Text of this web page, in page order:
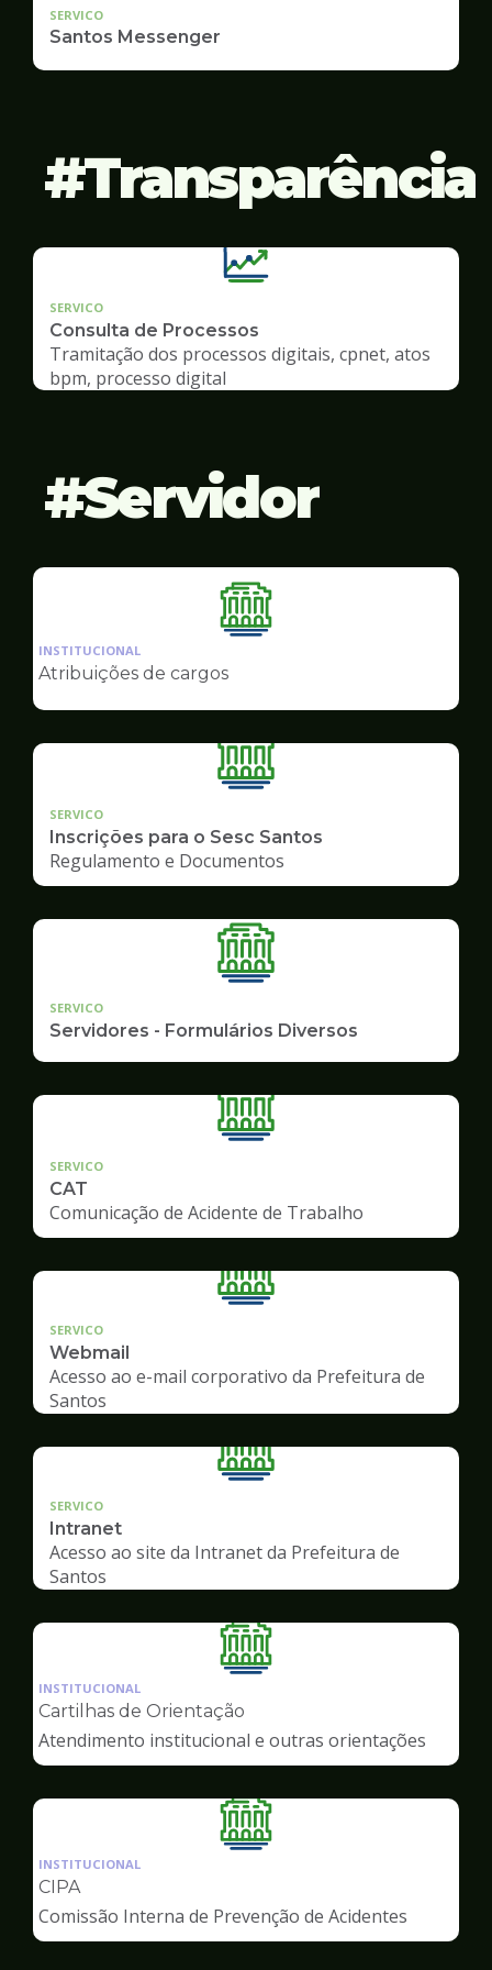
SERVICO
Santos Messenger
Transparência
SERVICO
Consulta de Processos
Tramitação dos processos digitais, cpnet, atos
bpm, processo digital
Servidor
Ilustração
da
Servidor
INSTITUCIONAL
Atribuições de cargos
SERVICO
Inscrições para o Sesc Santos
Regulamento e Documentos
SERVICO
Servidores - Formulários Diversos
SERVICO
CAT
Comunicação de Acidente de Trabalho
SERVICO
Webmail
Acesso ao e-mail corporativo da Prefeitura de
Santos
SERVICO
Intranet
Acesso ao site da Intranet da Prefeitura de
Santos
Ilustração
da
de
Servidor
INSTITUCIONAL
Cartilhas de Orientação
Atendimento institucional e outras orientações
Ilustração
da
Servidor
INSTITUCIONAL
CIPA
Comissão Interna de Prevenção de Acidentes